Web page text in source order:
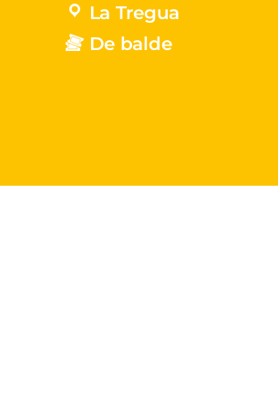
La Tregua
De balde